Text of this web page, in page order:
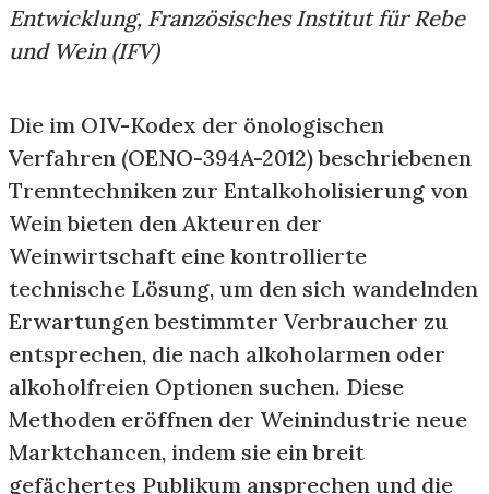
Entwicklung, Französisches Institut für Rebe
und Wein (IFV)
Die im OIV-Kodex der önologischen
Verfahren (OENO-394A-2012) beschriebenen
Trenntechniken zur Entalkoholisierung von
Wein bieten den Akteuren der
Weinwirtschaft eine kontrollierte
technische Lösung, um den sich wandelnden
Erwartungen bestimmter Verbraucher zu
entsprechen, die nach alkoholarmen oder
alkoholfreien Optionen suchen. Diese
Methoden eröffnen der Weinindustrie neue
Marktchancen, indem sie ein breit
gefächertes Publikum ansprechen und die